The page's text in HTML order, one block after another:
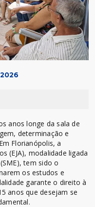
anos longe da sala de
determinação e
Florianópolis, a
(EJA), modalidade ligada
tem sido o
os estudos e
garante o direito à
anos que desejam se